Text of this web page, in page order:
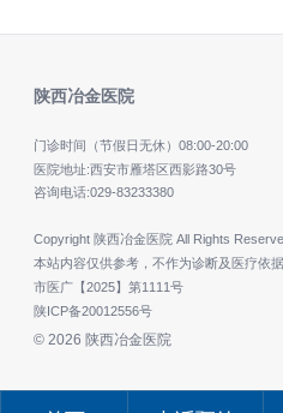
陕西冶金医院
门诊时间（节假日无休） 08:00-20:00
医院地址:西安市雁塔区西影路30号
咨询电话:029-83233380
Copyright 陕西冶金医院 All Rights
本站内容仅供参考，不作为诊断及医疗依据
市医广【2025】第1111号
陕ICP备20012556号
© 2026 陕西冶金医院